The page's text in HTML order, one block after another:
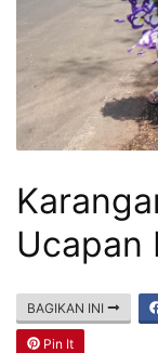
Ucapan
BAGIKAN INI
Pin It